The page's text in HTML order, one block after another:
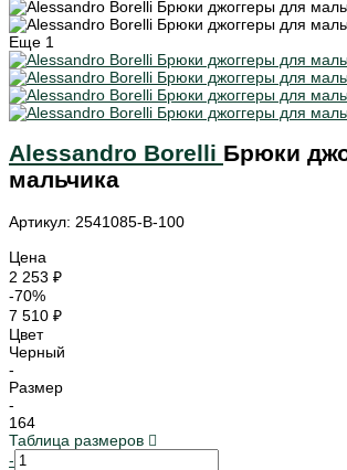
Еще 1
Alessandro Borelli Брюки
мальчика
Артикул: 2541085-B-100
Цена
2 253 ₽
-70%
7 510 ₽
Цвет
Черный
-
Размер
-
164
Таблица размеров
-